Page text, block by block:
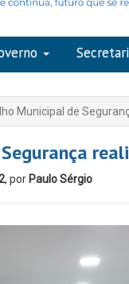
Municipal de
, por Paulo Sérgio